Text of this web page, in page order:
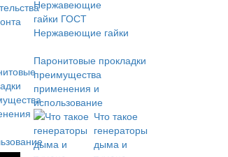
Нержавеющие гайки
Паронитовые прокладки
преимущества
применения и
использование
Что такое
генераторы
дыма и